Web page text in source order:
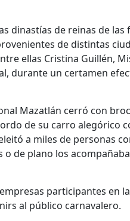
dinastías de reinas de las
de distintas
ellas Cristina Guillén,
durante un certamen
Mazatlán cerró con
de su carro alegórico
a miles de personas
de plano los
participantes en
al público carnavalero.